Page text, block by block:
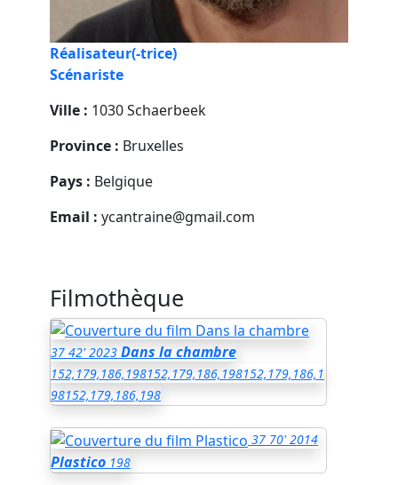
Réalisateur(-trice)
Scénariste
Ville : 1030 Schaerbeek
Province : Bruxelles
Pays : Belgique
Email : ycantraine@gmail.com
Filmothèque
37 42' 2023 Dans la chambre
152,179,186,198152,179,186,198152,179,186,1
98152,179,186,198
37 70' 2014
Plastico 198